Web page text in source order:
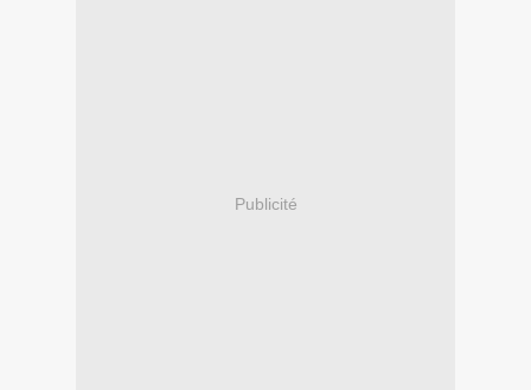
Publicité